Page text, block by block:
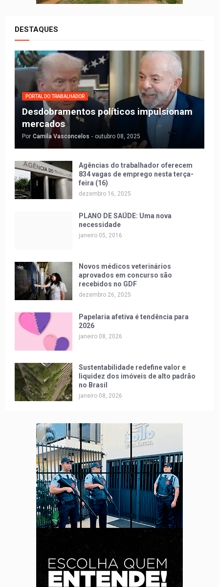
DESTAQUES
PORTAL DO TRABALHADOR
Desdobramentos políticos impulsionam
mercados
Por Camila Vasconcelos - outubro 08, 2025
Agências do trabalhador oferecem
834 vagas de emprego nesta terça-
feira (16)
dezembro 16, 2025
PLANO DE SAÚDE: Uma nova
necessidade
janeiro 05, 2016
Novos médicos veterinários
aprovados em concurso são
recebidos no GDF
dezembro 26, 2025
Papelaria afetiva é tendência para
2026
janeiro 08, 2026
Sustentabilidade redefine valor e
liquidez dos imóveis de alto padrão
no Brasil
janeiro 08, 2026